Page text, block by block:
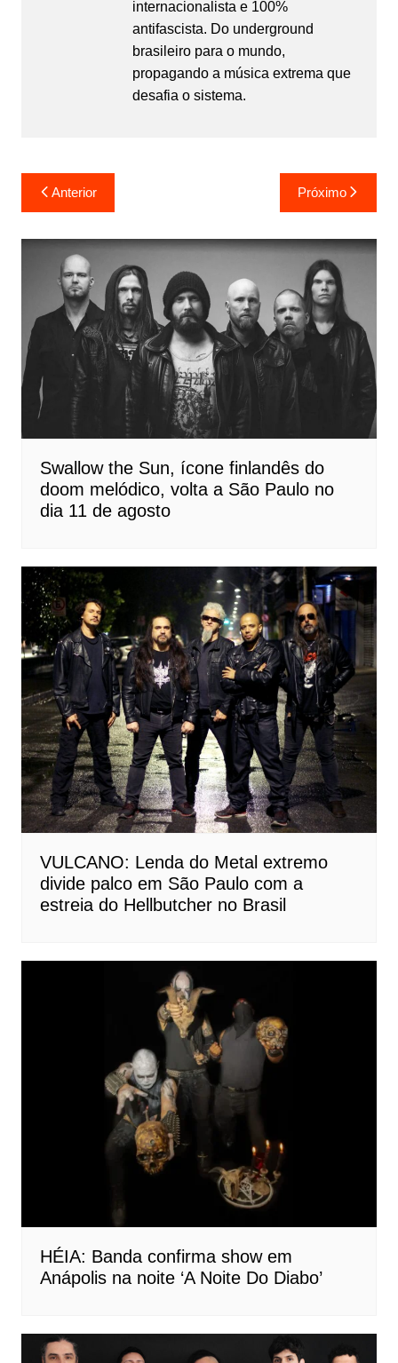
internacionalista e 100%
antifascista. Do underground
brasileiro para o mundo,
propagando a música extrema que
desafia o sistema.
Navegação
de
Post
Anterior Próximo
Swallow the Sun, ícone finlandês do
doom melódico, volta a São Paulo no
dia 11 de agosto
VULCANO: Lenda do Metal extremo
divide palco em São Paulo com a
estreia do Hellbutcher no Brasil
HÉIA: Banda confirma show em
Anápolis na noite ‘A Noite Do Diabo’